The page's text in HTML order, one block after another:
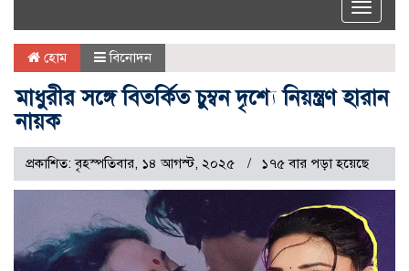
Toggle
হোম বিনোদন
মাধুরীর সঙ্গে বিতর্কিত চুম্বন দৃশ্যে নিয়ন্ত্রণ হারান
নায়ক
প্রকাশিত: বৃহস্পতিবার, ১৪ আগস্ট, ২০২৫ ১৭৫ বার পড়া হয়েছে